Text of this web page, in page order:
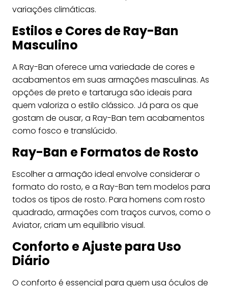
variações climáticas.
Estilos e Cores de Ray-Ban
Masculino
A Ray-Ban oferece uma variedade de cores e
acabamentos em suas armações masculinas. As
opções de preto e tartaruga são ideais para
quem valoriza o estilo clássico. Já para os que
gostam de ousar, a Ray-Ban tem acabamentos
como fosco e translúcido.
Ray-Ban e Formatos de Rosto
Escolher a armação ideal envolve considerar o
formato do rosto, e a Ray-Ban tem modelos para
todos os tipos de rosto. Para homens com rosto
quadrado, armações com traços curvos, como o
Aviator, criam um equilíbrio visual.
Conforto e Ajuste para Uso
Diário
O conforto é essencial para quem usa óculos de